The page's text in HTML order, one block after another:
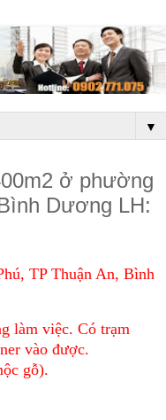
▼
ở phường
Dương LH:
TP Thuận An, Bình
làm việc. Có trạm
vào được.
gỗ).